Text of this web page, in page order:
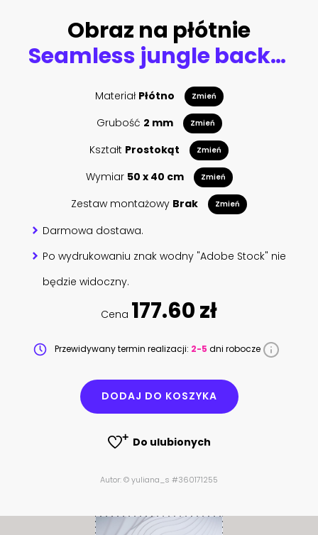
Obraz na płótnie
Seamless jungle background
Materiał Płótno Zmień
Grubość 2 mm Zmień
Kształt Prostokąt Zmień
Wymiar 50 x 40 cm Zmień
Zestaw montażowy Brak Zmień
Darmowa dostawa.
Po wydrukowaniu znak wodny "Adobe Stock" nie
będzie widoczny.
Cena 177.60 zł
Przewidywany termin realizacji: 2-5 dni robocze
DODAJ DO KOSZYKA
Do ulubionych
Autor: © yuliana_s #360171255